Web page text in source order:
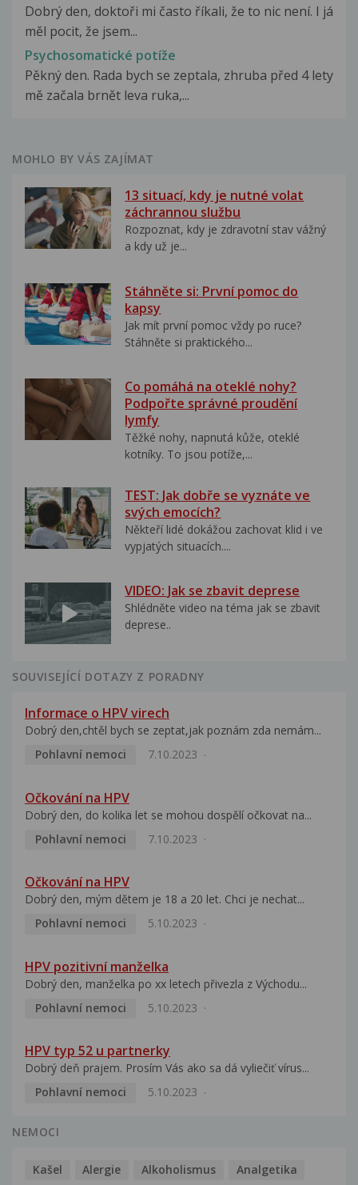
Dobrý den, doktoři mi často říkali, že to nic není. I já
měl pocit, že jsem...
Psychosomatické potíže
Pěkný den. Rada bych se zeptala, zhruba před 4 lety
mě začala brnět leva ruka,...
MOHLO BY VÁS ZAJÍMAT
13 situací, kdy je nutné volat
záchrannou službu
Rozpoznat, kdy je zdravotní stav vážný
a kdy už je...
Stáhněte si: První pomoc do
kapsy
Jak mít první pomoc vždy po ruce?
Stáhněte si praktického...
Co pomáhá na oteklé nohy?
Podpořte správné proudění
lymfy
Těžké nohy, napnutá kůže, oteklé
kotníky. To jsou potíže,...
TEST: Jak dobře se vyznáte ve
svých emocích?
Někteří lidé dokážou zachovat klid i ve
vypjatých situacích....
VIDEO: Jak se zbavit deprese
Shlédněte video na téma jak se zbavit
deprese..
SOUVISEJÍCÍ DOTAZY Z PORADNY
Informace o HPV virech
Dobrý den,chtěl bych se zeptat,jak poznám zda nemám...
Pohlavní nemoci
7.10.2023
Očkování na HPV
Dobrý den, do kolika let se mohou dospělí očkovat na...
Pohlavní nemoci
7.10.2023
Očkování na HPV
Dobrý den, mým dětem je 18 a 20 let. Chci je nechat...
Pohlavní nemoci
5.10.2023
HPV pozitivní manželka
Dobrý den, manželka po xx letech přivezla z Východu...
Pohlavní nemoci
5.10.2023
HPV typ 52 u partnerky
Dobrý deň prajem. Prosím Vás ako sa dá vyliečiť vírus...
Pohlavní nemoci
5.10.2023
NEMOCI
Kašel Alergie Alkoholismus
Analgetika